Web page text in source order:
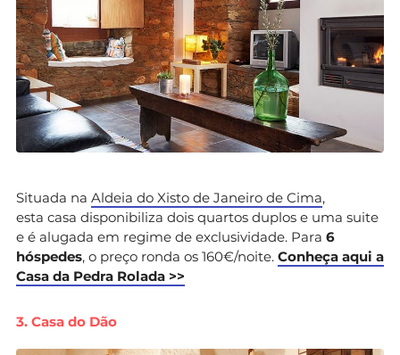
Situada na Aldeia do Xisto de Janeiro de Cima,
esta casa disponibiliza dois quartos duplos e uma suite
e é alugada em regime de exclusividade. Para 6
hóspedes, o preço ronda os 160€/noite. Conheça aqui a
Casa da Pedra Rolada >>
3. Casa do Dão